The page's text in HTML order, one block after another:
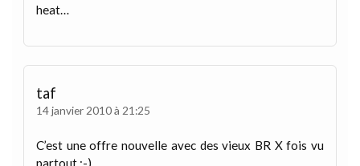
heat…
taf
14 janvier 2010 à 21:25
C’est une offre nouvelle avec des vieux BR X fois vu
partout ;-)